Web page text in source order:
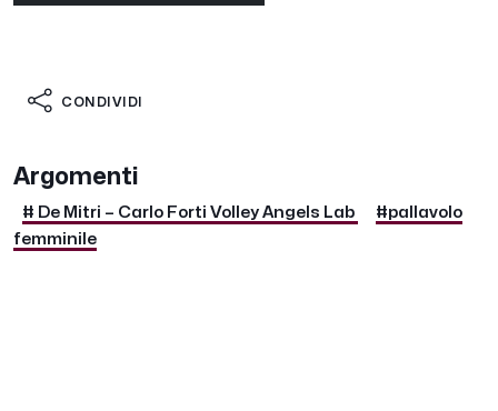
CONDIVIDI
Argomenti
# De Mitri – Carlo Forti Volley Angels Lab
#pallavolo
femminile